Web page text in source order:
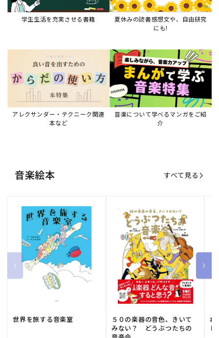
学生生活を充実させる書籍
夏休みの読書感想文や、自由研究
にも!
アレクサンダー・テクニーク関連
本など
音楽について学べるマンガをご紹
介
音楽絵本 すべて見る
世界を旅する音楽室
５０の楽器の音色、きいて
みない？ どうぶつたちの
ね